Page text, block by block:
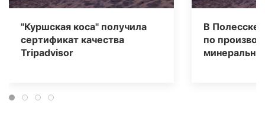
"Куршская коса" получила
сертификат качества
Tripаdvisor
В Полесске
по